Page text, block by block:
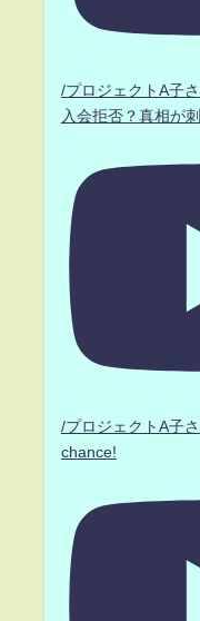
/プロジェクトA
入会拒否？真相が
/プロジェクトA子
chance!